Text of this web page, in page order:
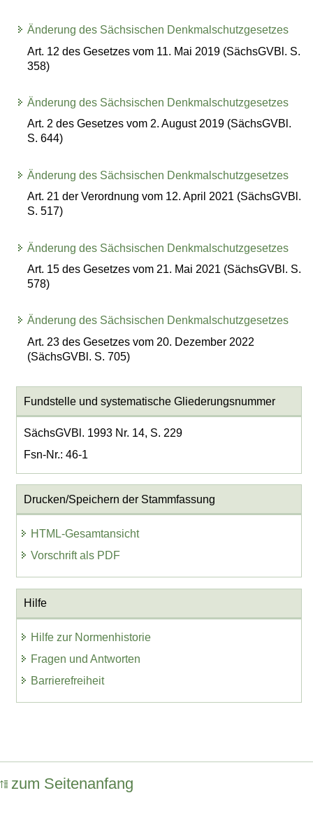
Änderung des Sächsischen Denkmalschutzgesetzes
Art. 12 des Gesetzes vom 11. Mai 2019 (SächsGVBl. S.
358)
Änderung des Sächsischen Denkmalschutzgesetzes
Art. 2 des Gesetzes vom 2. August 2019 (SächsGVBl.
S. 644)
Änderung des Sächsischen Denkmalschutzgesetzes
Art. 21 der Verordnung vom 12. April 2021 (SächsGVBl.
S. 517)
Änderung des Sächsischen Denkmalschutzgesetzes
Art. 15 des Gesetzes vom 21. Mai 2021 (SächsGVBl. S.
578)
Änderung des Sächsischen Denkmalschutzgesetzes
Art. 23 des Gesetzes vom 20. Dezember 2022
(SächsGVBl. S. 705)
Fundstelle und systematische Gliederungsnummer
SächsGVBl. 1993 Nr. 14, S. 229
Fsn-Nr.: 46-1
Drucken/Speichern der Stammfassung
HTML-Gesamtansicht
Vorschrift als PDF
Hilfe
Hilfe zur Normenhistorie
Fragen und Antworten
Barrierefreiheit
zum Seitenanfang